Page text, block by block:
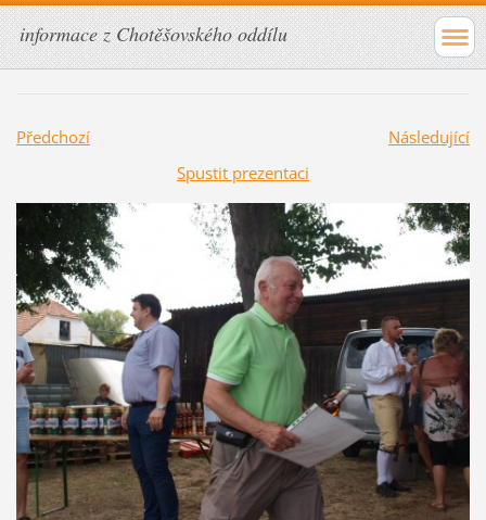
informace z Chotěšovského oddílu
Předchozí
Následující
Spustit prezentaci